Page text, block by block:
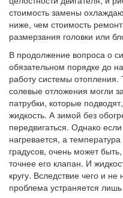
стоимость замены
ниже, чем стоимость
размерзания головки или
В продолжение вопроса о
обязательном порядке до
работу системы отопления.
солевые отложения могли
патрубки, которые
жидкость. А зимой без
передвигаться. Однако
нагревается, а
градусов, очень может
точнее его клапан. И
кругу. Вследствие чего и
проблема устраняется